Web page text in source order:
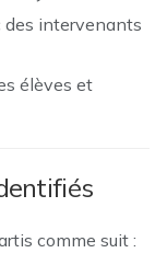
des intervenants
élèves et
comme suit :